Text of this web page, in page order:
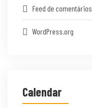
Feed de comentários
WordPress.org
Calendar